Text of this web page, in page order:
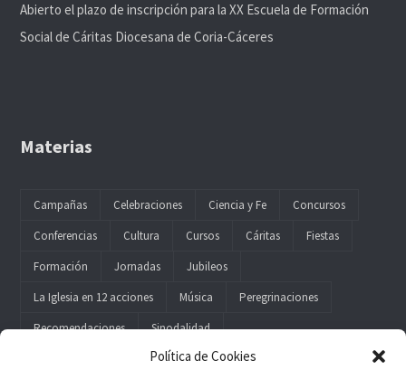
Política de Cookies
Abierto el plazo de inscripción para la XX Escuela de Formación
Social de Cáritas Diocesana de Coria-Cáceres
Materias
Campañas Celebraciones Ciencia y Fe
Concursos
Conferencias
Cultura Cursos Cáritas
Fiestas
Formación
Jornadas
Jubileos
La Iglesia en 12 acciones
Música
Peregrinaciones
Recomendaciones
Sinodalidad